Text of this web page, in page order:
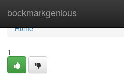
bookmarkgenious
Home
Home
1